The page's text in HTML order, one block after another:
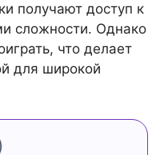
получают доступ к
сложности. Однако
что делает
для широкой